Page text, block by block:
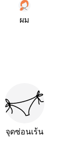
ผม
จุดซ่อนเร้น